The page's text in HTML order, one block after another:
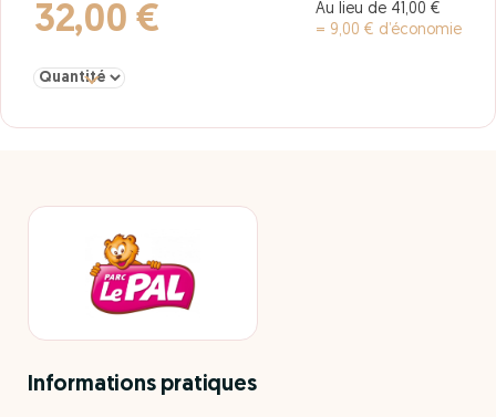
32,00 €
Au lieu de 41,00 €
= 9,00 € d’économie
Sélectionner la quantité pour E-ticket
Informations pratiques